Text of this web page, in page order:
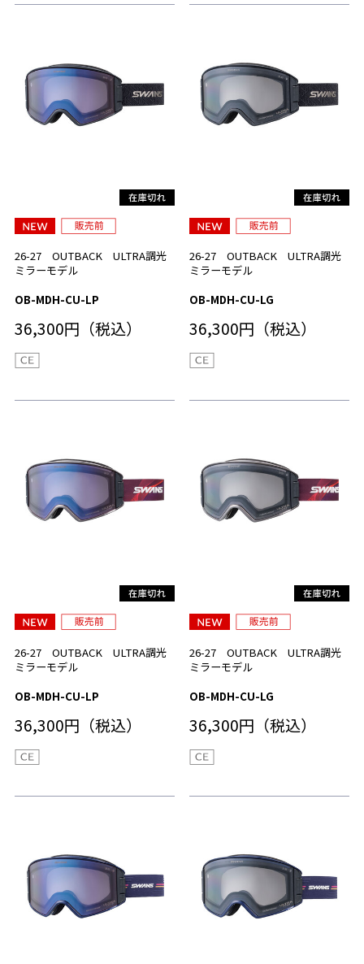
26-27 OUTBACK ULTRA調光
ミラーモデル
OB-MDH-CU-LP
36,300円（税込）
26-27 OUTBACK ULTRA調光
ミラーモデル
OB-MDH-CU-LG
36,300円（税込）
26-27 OUTBACK ULTRA調光
ミラーモデル
OB-MDH-CU-LP
36,300円（税込）
26-27 OUTBACK ULTRA調光
ミラーモデル
OB-MDH-CU-LG
36,300円（税込）